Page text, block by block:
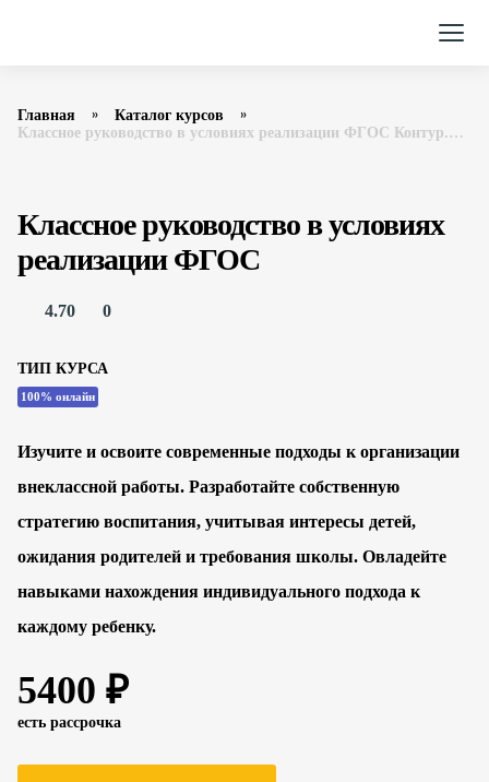
Главная
Каталог курсов
Классное руководство в условиях реализации ФГОС Контур.Школа
Классное руководство в условиях
реализации ФГОС
4.70 0
ТИП КУРСА
100% онлайн
Изучите и освоите современные подходы к организации
внеклассной работы. Разработайте собственную
стратегию воспитания, учитывая интересы детей,
ожидания родителей и требования школы. Овладейте
навыками нахождения индивидуального подхода к
каждому ребенку.
5400 ₽
есть рассрочка